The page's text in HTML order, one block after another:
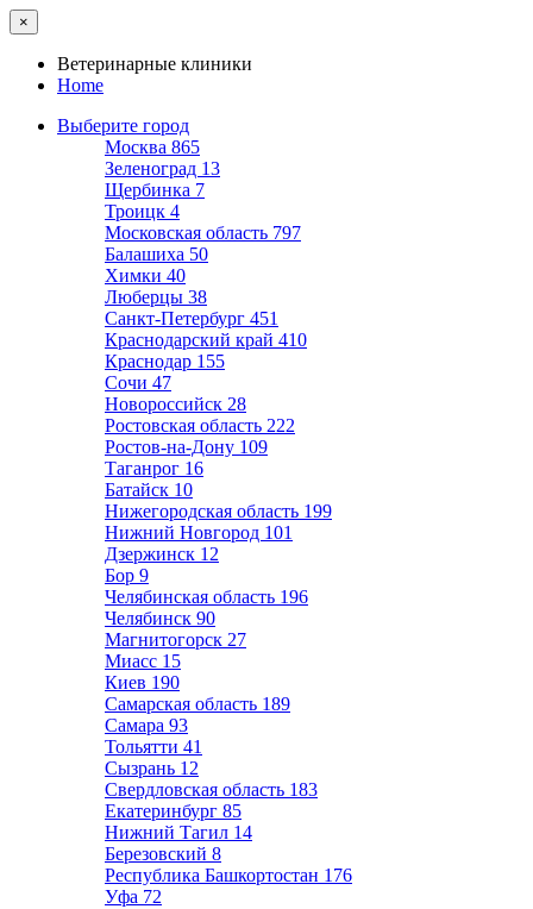
×
Ветеринарные клиники
Home
Выберите город
Москва 865
Зеленоград 13
Щербинка 7
Троицк 4
Московская область 797
Балашиха 50
Химки 40
Люберцы 38
Санкт-Петербург 451
Краснодарский край 410
Краснодар 155
Сочи 47
Новороссийск 28
Ростовская область 222
Ростов-на-Дону 109
Таганрог 16
Батайск 10
Нижегородская область 199
Нижний Новгород 101
Дзержинск 12
Бор 9
Челябинская область 196
Челябинск 90
Магнитогорск 27
Миасс 15
Киев 190
Самарская область 189
Самара 93
Тольятти 41
Сызрань 12
Свердловская область 183
Екатеринбург 85
Нижний Тагил 14
Березовский 8
Республика Башкортостан 176
Уфа 72